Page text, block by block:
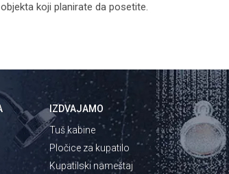
koji planirate da posetite.
IZDVAJAMO
Tuš kabine
Pločice za kupatilo
Kupatilski nameštaj